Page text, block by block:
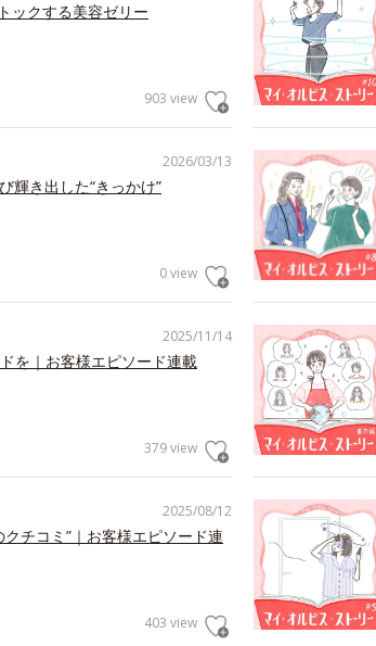
ックする美容ゼリー
903 view
2026/03/13
輝き出した“きっかけ”
0 view
2025/11/14
を｜お客様エピソード連載
379 view
2025/08/12
チコミ”｜お客様エピソード連
403 view